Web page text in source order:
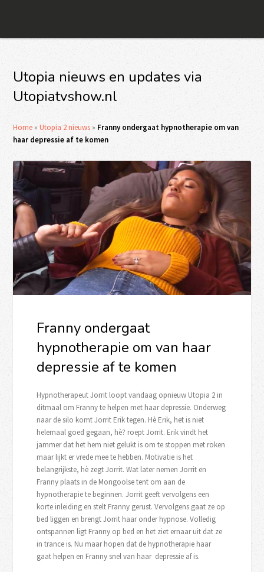
Utopia nieuws en updates via
Utopiatvshow.nl
Home »Utopia 2 nieuws » Franny ondergaat hypnotherapie om van
haar depressie af te komen
Franny ondergaat
hypnotherapie om van haar
depressie af te komen
Hypnotherapeut Jorrit loopt vandaag opnieuw Utopia 2 in
ditmaal om Franny te helpen met haar depressie. Onderweg
naar de silo komt Jorrit Erik tegen. Hè Erik, het is niet
helemaal goed gegaan, hè? roept Jorrit. Erik vindt het
jammer dat het hem niet gelukt is om te stoppen met roken
maar lijkt er vrede mee te hebben. Motivatie is het
belangrijkste, hè zegt Jorrit. Wat later nemen Jorrit en
Franny plaats in de Mongoolse tent om aan de
hypnotherapie te beginnen. Jorrit geeft vervolgens een
korte inleiding en stelt Franny gerust. Vervolgens gaat ze op
bed liggen en brengt Jorrit haar onder hypnose. Volledig
ontspannen ligt Franny op bed en het ziet ernaar uit dat ze
in trance is. Nu maar hopen dat de hypnotherapie haar
gaat helpen en Franny snel van haar depressie af is.